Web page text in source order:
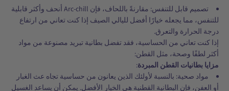
تصميم قابل للتنفس: مقارنةً باللحاف، فإن Arc-chill أنحف وأكثر قابلية
للتنفس، مما يجعله خيارًا أفضل لليالي الصيف إذا كنت تعاني من ارتفاع
درجة الحرارة والتعرق.
إذا كنت تعاني من الحساسية، فقد تفضل بطانية تبريد مصنوعة من مواد
أكثر لطفًا وصحة، مثل القطن:
مزايا بطانيات القطن المبردة:
مواد صحية: بالنسبة لأولئك الذين يعانون من حساسية تجاه عث الغبار
أو العفن، فإن البطانية القطنية هي الخيار الأفضل. يمكن أن يساعد الغسيل